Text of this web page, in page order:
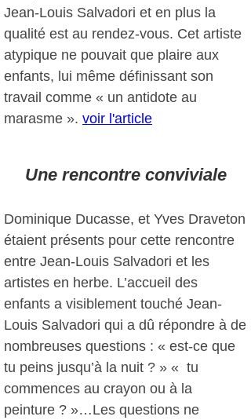
Jean-Louis Salvadori et en plus la
qualité est au rendez-vous. Cet artiste
atypique ne pouvait que plaire aux
enfants, lui même définissant son
travail comme « un antidote au
marasme ». voir l'article
Une rencontre conviviale
Dominique Ducasse, et Yves Draveton
étaient présents pour cette rencontre
entre Jean-Louis Salvadori et les
artistes en herbe. L’accueil des
enfants a visiblement touché Jean-
Louis Salvadori qui a dû répondre à de
nombreuses questions : « est-ce que
tu peins jusqu’à la nuit ? » « tu
commences au crayon ou à la
peinture ? »…Les questions ne